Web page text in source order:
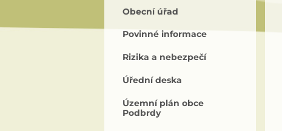
Obecní úřad
Povinné informace
Rizika a nebezpečí
Úřední deska
Územní plán obce
Podbrdy